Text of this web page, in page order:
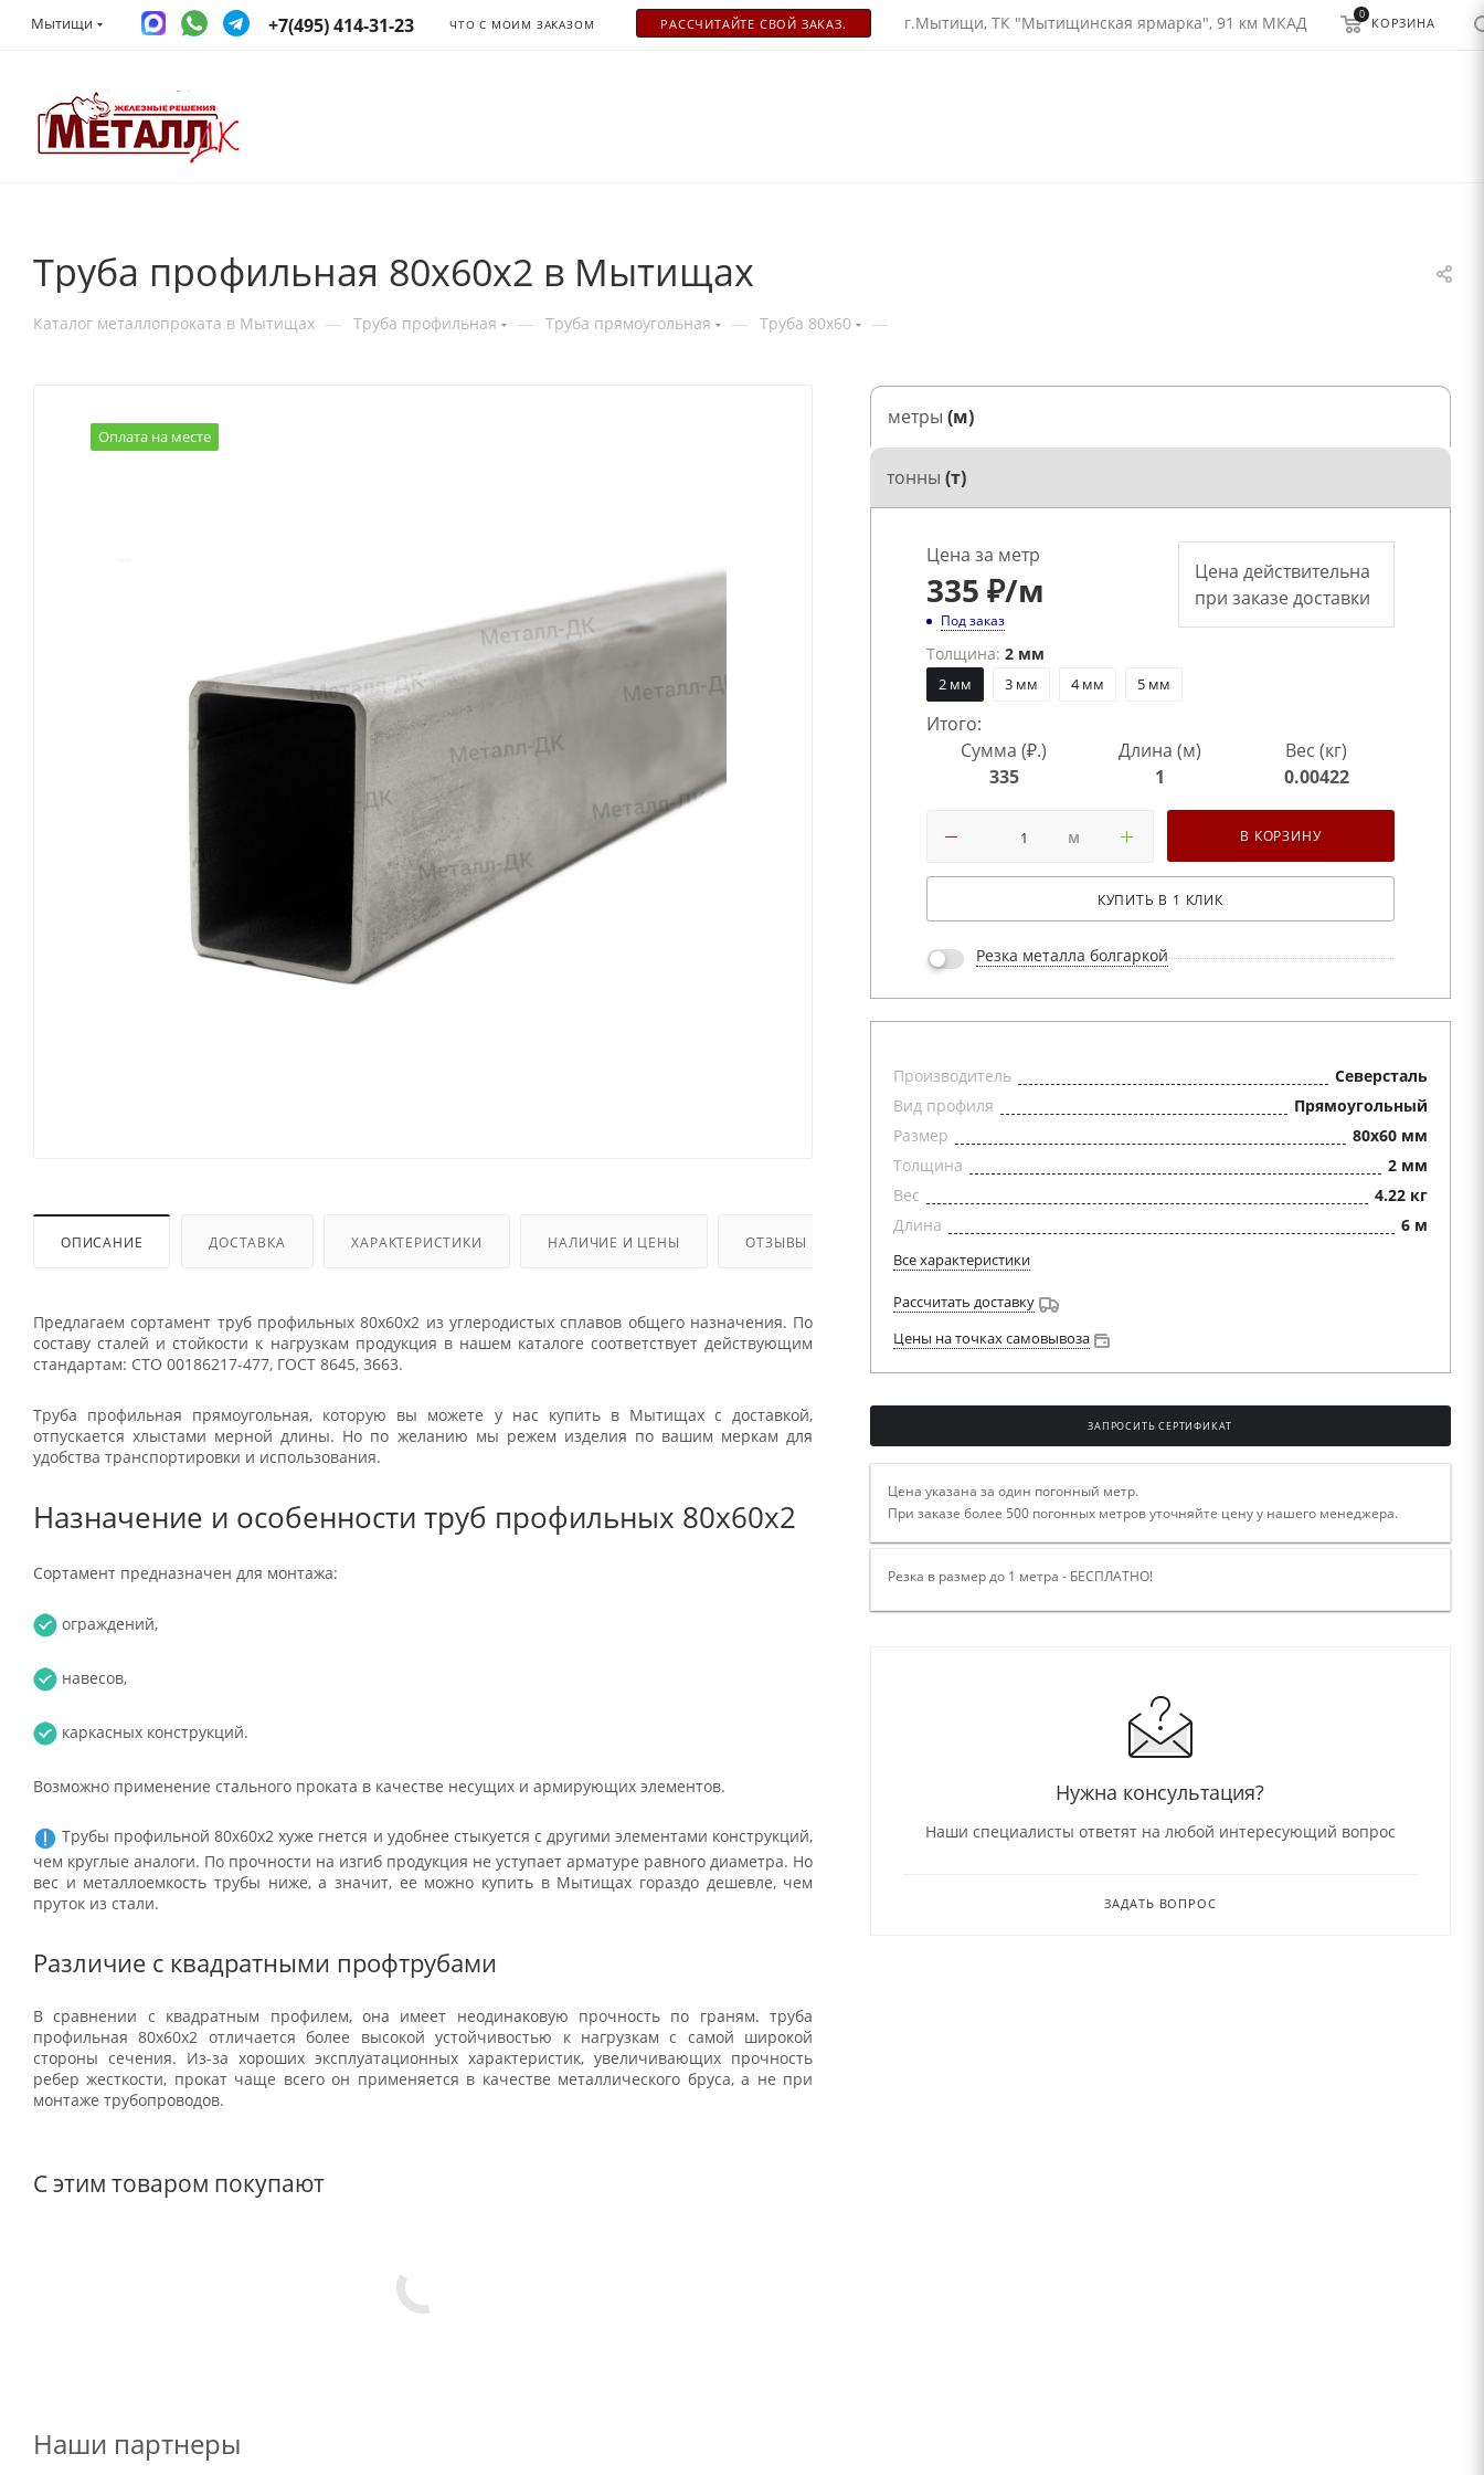
Мытищи +7(495) 414-31-23 ЧТО С МОИМ ЗАКАЗОМ РАСCЧИТАЙТЕ СВОЙ ЗАКАЗ. г.Мытищи, ТК "Мытищинская ярмарка", 91 км МКАД 0
КОРЗИНА
Труба профильная 80х60х2 в Мытищах
Каталог металлопроката в Мытищах — Труба профильная — Труба прямоугольная — Труба 80x60 —
Оплата на месте
ОПИСАНИЕ ДОСТАВКА ХАРАКТЕРИСТИКИ НАЛИЧИЕ И ЦЕНЫ ОТЗЫВЫ
Предлагаем сортамент труб профильных 80х60х2 из углеродистых сплавов общего назначения. По
составу сталей и стойкости к нагрузкам продукция в нашем каталоге соответствует действующим
стандартам: СТО 00186217-477, ГОСТ 8645, 3663.
Труба профильная прямоугольная, которую вы можете у нас купить в Мытищах с доставкой,
отпускается хлыстами мерной длины. Но по желанию мы режем изделия по вашим меркам для
удобства транспортировки и использования.
Назначение и особенности труб профильных 80х60х2
Сортамент предназначен для монтажа:
ограждений,
навесов,
каркасных конструкций.
Возможно применение стального проката в качестве несущих и армирующих элементов.
Трубы профильной 80х60х2 хуже гнется и удобнее стыкуется с другими элементами конструкций,
чем круглые аналоги. По прочности на изгиб продукция не уступает арматуре равного диаметра. Но
вес и металлоемкость трубы ниже, а значит, ее можно купить в Мытищах гораздо дешевле, чем
пруток из стали.
Различие с квадратными профтрубами
В сравнении с квадратным профилем, она имеет неодинаковую прочность по граням. труба
профильная 80х60х2 отличается более высокой устойчивостью к нагрузкам с самой широкой
стороны сечения. Из-за хороших эксплуатационных характеристик, увеличивающих прочность
ребер жесткости, прокат чаще всего он применяется в качестве металлического бруса, а не при
монтаже трубопроводов.
С этим товаром покупают
метры (м)
тонны (т)
Цена за метр
335 ₽/м
Под заказ
Цена действительна
при заказе доставки
Толщина: 2 мм
2 мм 3 мм 4 мм 5 мм
Итого:
Сумма (₽.)
335
Длина (м)
1
Вес (кг)
0.00422
м В КОРЗИНУ
КУПИТЬ В 1 КЛИК
Резка металла болгаркой
Производитель
Северсталь
Вид профиля
Прямоугольный
Размер
80x60 мм
Толщина
2 мм
Вес
4.22 кг
Длина
6 м
Все характеристики
Рассчитать доставку
Цены на точках самовывоза
ЗАПРОСИТЬ СЕРТИФИКАТ
Цена указана за один погонный метр.
При заказе более 500 погонных метров уточняйте цену у нашего менеджера.
Резка в размер до 1 метра - БЕСПЛАТНО!
Нужна консультация?
Наши специалисты ответят на любой интересующий вопрос
ЗАДАТЬ ВОПРОС
Наши партнеры